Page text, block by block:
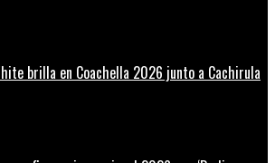
brilla en Coachella 2026 junto a Cachirula